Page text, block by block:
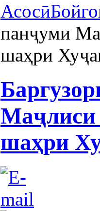
Асосӣ
панҷуми
шаҳри
Маҷлиси
шаҳри